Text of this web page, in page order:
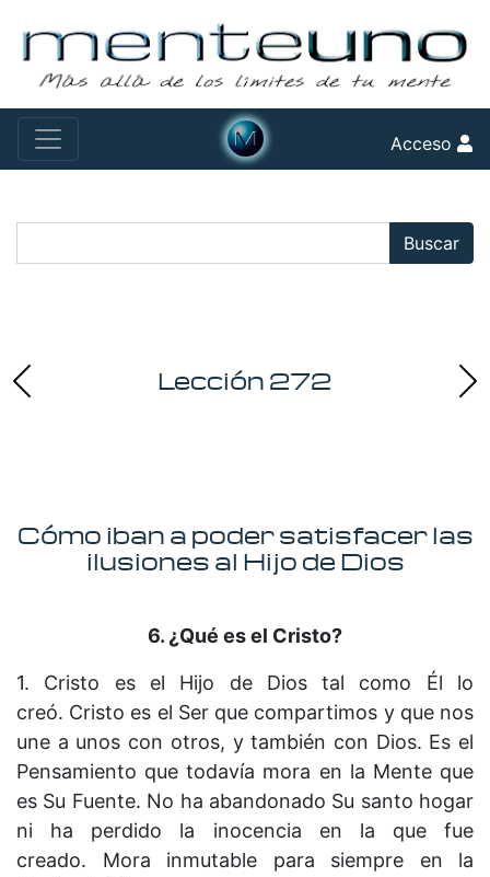
Acceso
Buscar
Lección 272
Cómo iban a poder satisfacer las
ilusiones al Hijo de Dios
6. ¿Qué esel Cristo?
1. Cristo es el Hijo de Dios tal como Él lo
creó. Cristo es el Ser que compartimos y que nos
une a unos con otros, y también con Dios. Es el
Pensamiento que todavía mora en la Mente que
es Su Fuente. No ha abandonado Su santo hogar
ni ha perdido la inocencia en la que fue
creado. Mora inmutable para siempre en la